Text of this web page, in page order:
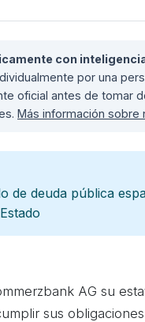
con
por una
oficial antes de tomar
Más información sobre
de deuda pública
AG su
sus